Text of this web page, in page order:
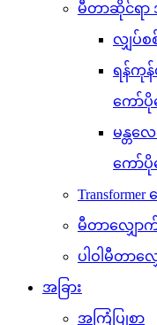
မီတာဆိုင်ရာ
လျှပ်စ
ရန်ကုန်
ကော်ပို
မန္တလ
ကော်ပို
မီတာလျှော
ပါဝါမီတာလ
အခြား
အကြံပြုစာ